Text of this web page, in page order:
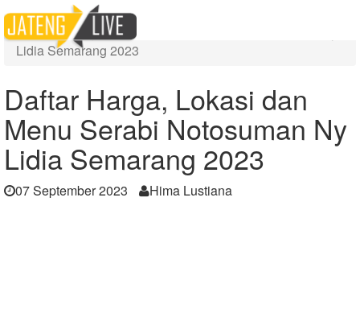
Home
Berita
Daftar Harga, Lokasi dan Menu Serabi Notosuman Ny
Lidia Semarang 2023
Daftar Harga, Lokasi dan
Menu Serabi Notosuman Ny
Lidia Semarang 2023
07 September 2023 Hima Lustiana